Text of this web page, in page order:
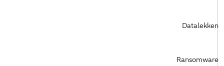
Datalekken
Ransomware